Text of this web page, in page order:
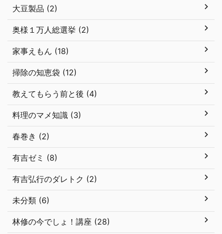
大豆製品 (2)
奥様１万人総選挙 (2)
家事えもん (18)
掃除の知恵袋 (12)
教えてもらう前と後 (4)
料理のマメ知識 (3)
春巻き (2)
有吉ゼミ (8)
有吉弘行のダレトク (2)
未分類 (6)
林修の今でしょ！講座 (28)